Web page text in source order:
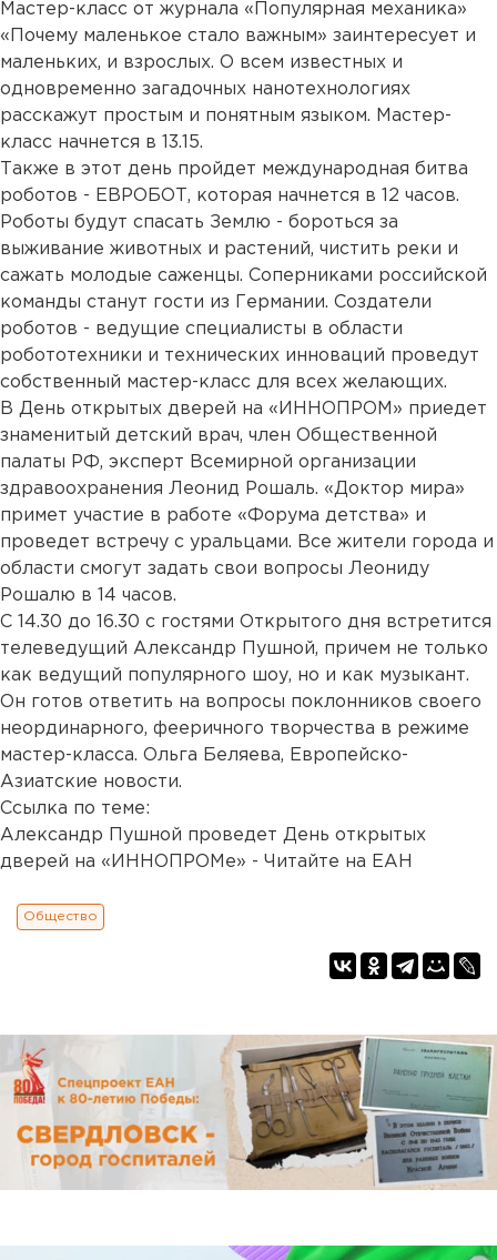
Мастер-класс от журнала «Популярная механика»
«Почему маленькое стало важным» заинтересует и
маленьких, и взрослых. О всем известных и
одновременно загадочных нанотехнологиях
расскажут простым и понятным языком. Мастер-
класс начнется в 13.15.
Также в этот день пройдет международная битва
роботов - ЕВРОБОТ, которая начнется в 12 часов.
Роботы будут спасать Землю - бороться за
выживание животных и растений, чистить реки и
сажать молодые саженцы. Соперниками российской
команды станут гости из Германии. Создатели
роботов - ведущие специалисты в области
робототехники и технических инноваций проведут
собственный мастер-класс для всех желающих.
В День открытых дверей на «ИННОПРОМ» приедет
знаменитый детский врач, член Общественной
палаты РФ, эксперт Всемирной организации
здравоохранения Леонид Рошаль. «Доктор мира»
примет участие в работе «Форума детства» и
проведет встречу с уральцами. Все жители города и
области смогут задать свои вопросы Леониду
Рошалю в 14 часов.
С 14.30 до 16.30 с гостями Открытого дня встретится
телеведущий Александр Пушной, причем не только
как ведущий популярного шоу, но и как музыкант.
Он готов ответить на вопросы поклонников своего
неординарного, фееричного творчества в режиме
мастер-класса. Ольга Беляева, Европейско-
Азиатские новости.
Ссылка по теме:
Александр Пушной проведет День открытых
дверей на «ИННОПРОМе» - Читайте на ЕАН
Общество